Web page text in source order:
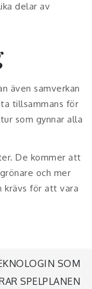
delar av
även samverkan
tillsammans för
som gynnar alla
De kommer att
och mer
krävs för att vara
SOM
SPELPLANEN